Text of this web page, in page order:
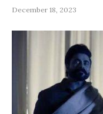
December 18, 2023